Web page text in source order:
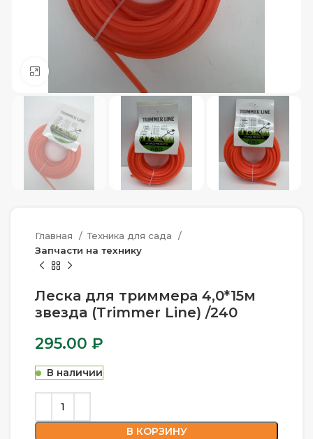
Нажмите, чтобы увеличить
Главная
Техника для сада
Запчасти на технику
Леска для триммера 4,0*15м
звезда (Trimmer Line) /240
295.00 ₽
В наличии
В КОРЗИНУ